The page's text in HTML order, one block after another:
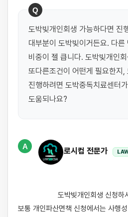
Q
도박빚개인회생 가능하다면 진
대부분이 도박빚이거든요. 다른
비중이 젤 큽니다. 도박빚개인
또다른조건이 어떤게 필요한지,
진행하려면 도박중독치료센터
도움되나요?
A
로시컴 전문가
보통 개인파산면책 신청에서는 사행